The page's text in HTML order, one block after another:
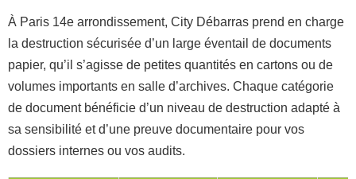
À Paris 14e arrondissement, City Débarras prend en charge
la destruction sécurisée d’un large éventail de documents
papier, qu’il s’agisse de petites quantités en cartons ou de
volumes importants en salle d’archives. Chaque catégorie
de document bénéficie d’un niveau de destruction adapté à
sa sensibilité et d’une preuve documentaire pour vos
dossiers internes ou vos audits.